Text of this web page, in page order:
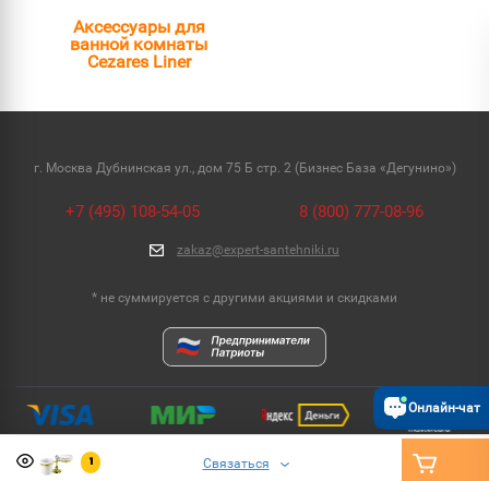
Аксессуары для
ванной комнаты
Cezares Liner
г. Москва Дубнинская ул., дом 75 Б стр. 2 (Бизнес База «Дегунино»)
+7 (495) 108-54-05 8 (800) 777-08-96
zakaz@expert-santehniki.ru
* не суммируется с другими акциями и скидками
1 Связаться
Онлайн-чат